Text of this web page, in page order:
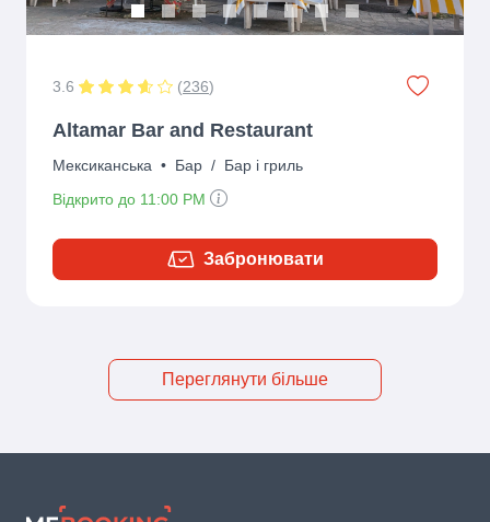
3.6 (236)
Altamar Bar and Restaurant
Мексиканська • Бар / Бар і гриль
Відкрито до 11:00 PM
Забронювати
Переглянути більше